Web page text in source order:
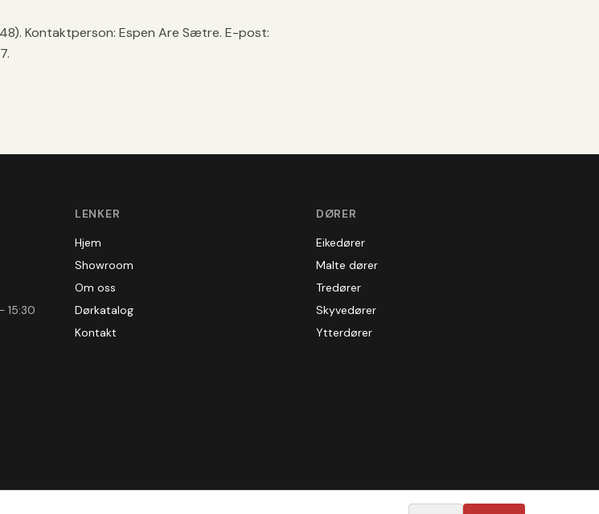
Kontaktperson: Espen Are Sætre. E-post:
15:30
LENKER
Hjem
Showroom
Om oss
Dørkatalog
Kontakt
DØRER
Eikedører
Malte dører
Tredører
Skyvedører
Ytterdører